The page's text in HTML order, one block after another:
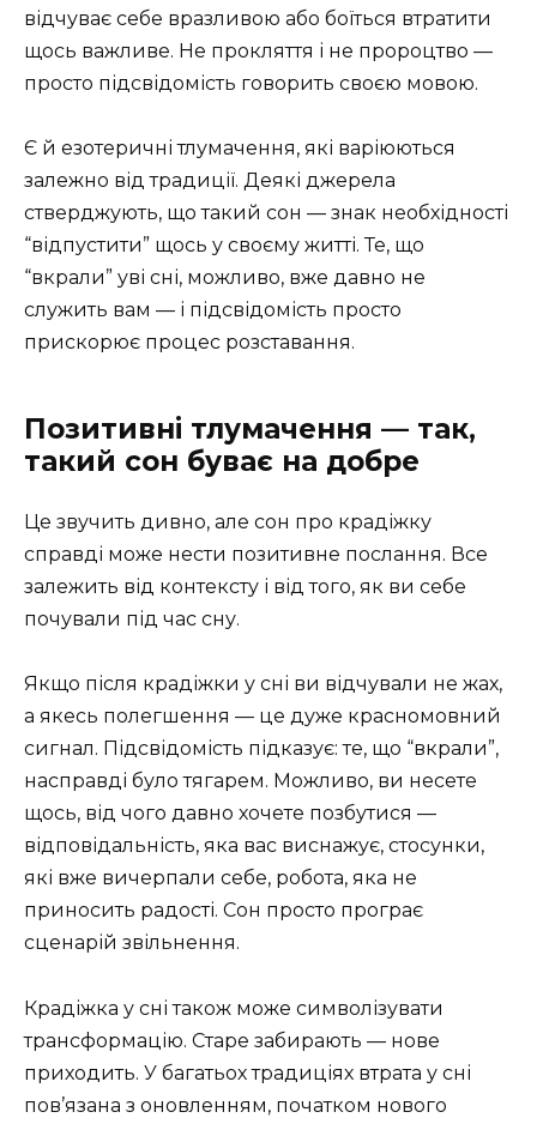
відчуває себе вразливою або боїться втратити
щось важливе. Не прокляття і не пророцтво —
просто підсвідомість говорить своєю мовою.
Є й езотеричні тлумачення, які варіюються
залежно від традиції. Деякі джерела
стверджують, що такий сон — знак необхідності
“відпустити” щось у своєму житті. Те, що
“вкрали” уві сні, можливо, вже давно не
служить вам — і підсвідомість просто
прискорює процес розставання.
Позитивні тлумачення — так,
такий сон буває на добре
Це звучить дивно, але сон про крадіжку
справді може нести позитивне послання. Все
залежить від контексту і від того, як ви себе
почували під час сну.
Якщо після крадіжки у сні ви відчували не жах,
а якесь полегшення — це дуже красномовний
сигнал. Підсвідомість підказує: те, що “вкрали”,
насправді було тягарем. Можливо, ви несете
щось, від чого давно хочете позбутися —
відповідальність, яка вас виснажує, стосунки,
які вже вичерпали себе, робота, яка не
приносить радості. Сон просто програє
сценарій звільнення.
Крадіжка у сні також може символізувати
трансформацію. Старе забирають — нове
приходить. У багатьох традиціях втрата у сні
пов’язана з оновленням, початком нового